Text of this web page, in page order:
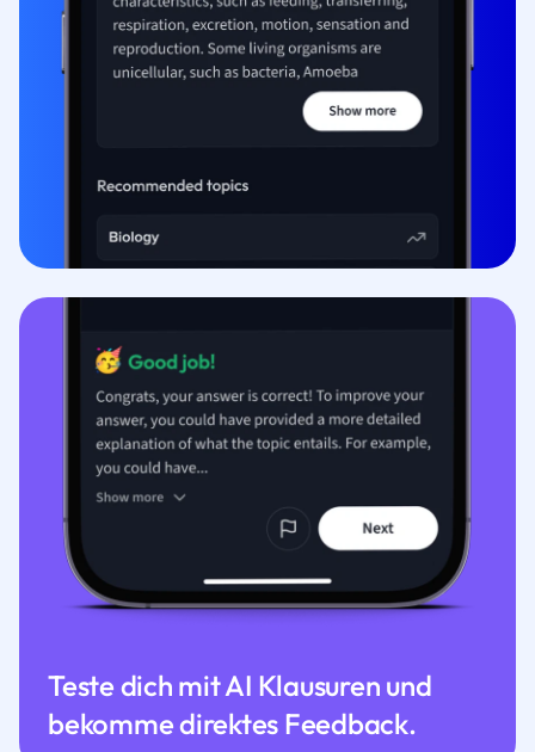
Teste dich mit AI Klausuren und
bekomme direktes Feedback.